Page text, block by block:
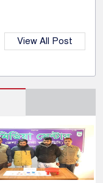
View All Post